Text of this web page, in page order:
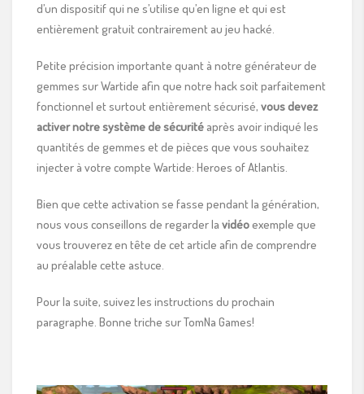
d’un dispositif qui ne s’utilise qu’en ligne et qui est
entièrement gratuit contrairement au jeu hacké.
Petite précision importante quant à notre générateur de
gemmes sur Wartide afin que notre hack soit parfaitement
fonctionnel et surtout entièrement sécurisé, vous devez
activer notre système de sécurité après avoir indiqué les
quantités de gemmes et de pièces que vous souhaitez
injecter à votre compte Wartide: Heroes of Atlantis.
Bien que cette activation se fasse pendant la génération,
nous vous conseillons de regarder la vidéoexemple que
vous trouverez en tête de cet article afin de comprendre
au préalable cette astuce.
Pour la suite, suivez les instructions du prochain
paragraphe. Bonne triche sur TomNa Games!